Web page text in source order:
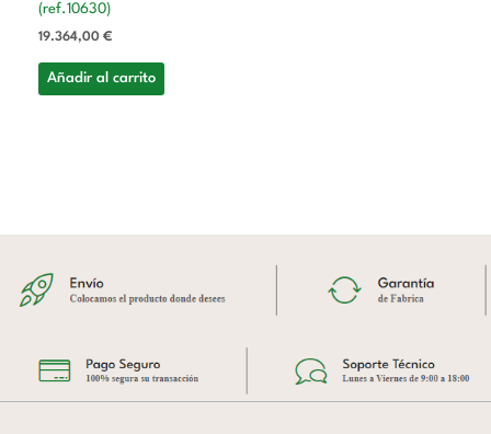
(ref.10630)
19.364,00 €
Añadir al carrito